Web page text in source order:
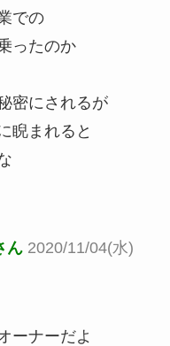
での
ったのか
密にされるが
睨まれると
ん 2020/11/04(水)
ーナーだよ